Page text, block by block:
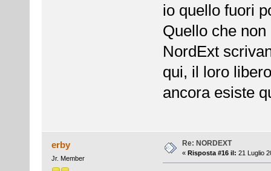
io quello fuori
Quello che
NordExt
qui, il loro
ancora esiste
erby
Jr. Member
Re: NORDEXT
« Risposta #16 il: 21 Luglio